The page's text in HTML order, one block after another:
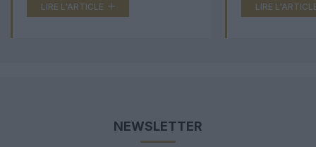
LIRE L'ARTICLE LIRE
NEWSLETTER